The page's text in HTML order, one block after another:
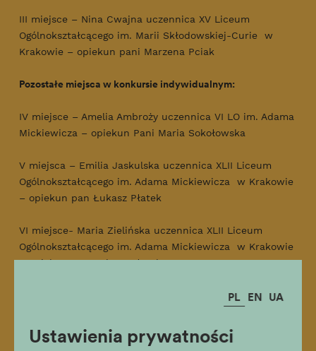
PL EN UA
Ustawienia prywatności
III miejsce – Nina Cwajna uczennica XV Liceum
Ogólnokształcącego im. Marii Skłodowskiej-Curie w
Krakowie – opiekun pani Marzena Pciak
Pozostałe miejsca w konkursie indywidualnym:
IV miejsce – Amelia Ambroży uczennica VI LO im. Adama
Mickiewicza – opiekun Pani Maria Sokołowska
V miejsca – Emilia Jaskulska uczennica XLII Liceum
Ogólnokształcącego im. Adama Mickiewicza w Krakowie
– opiekun pan Łukasz Płatek
VI miejsce- Maria Zielińska uczennica XLII Liceum
Ogólnokształcącego im. Adama Mickiewicza w Krakowie
– opiekun pan Łukasz Płatek
VII miejsce – Jakub Walczak uczeń XXIII Liceum
Skarżyńskiego w Krakowie - opiekun pan Marek Wilczek